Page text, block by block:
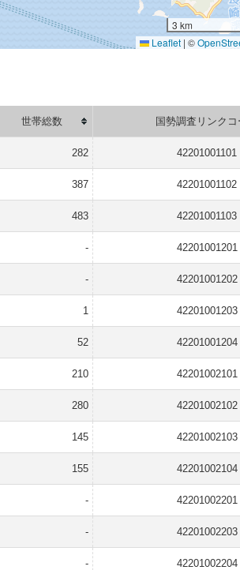
3 km
Leaflet | ©
世帯総数 国勢調査リンクコ
282 42201001101
387 42201001102
483 42201001103
- 42201001201
- 42201001202
1 42201001203
52 42201001204
210 42201002101
280 42201002102
145 42201002103
155 42201002104
- 42201002201
- 42201002203
- 42201002204